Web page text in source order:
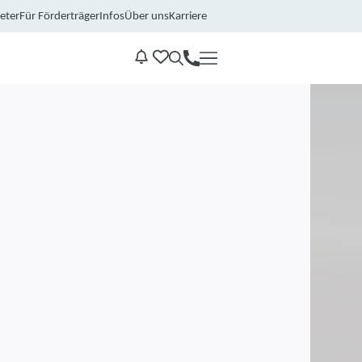
Für FörderträgerInfosÜber unsKarriere
Kontakt